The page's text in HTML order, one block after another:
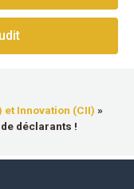
et Innovation (CII) »
déclarants !